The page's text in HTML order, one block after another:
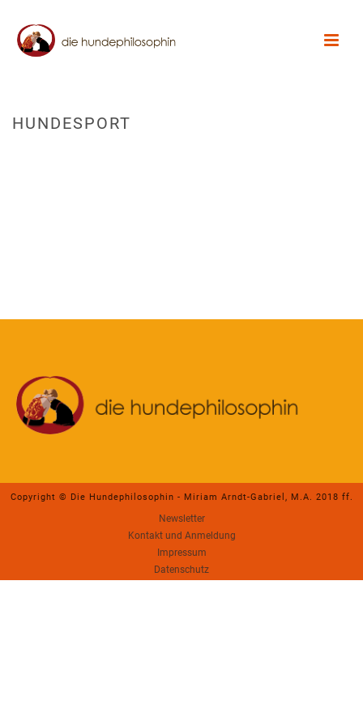
HUNDESPORT
Copyright © Die Hundephilosophin - Miriam Arndt-Gabriel, M.A. 2018 ff.
Newsletter
Kontakt und Anmeldung
Impressum
Datenschutz